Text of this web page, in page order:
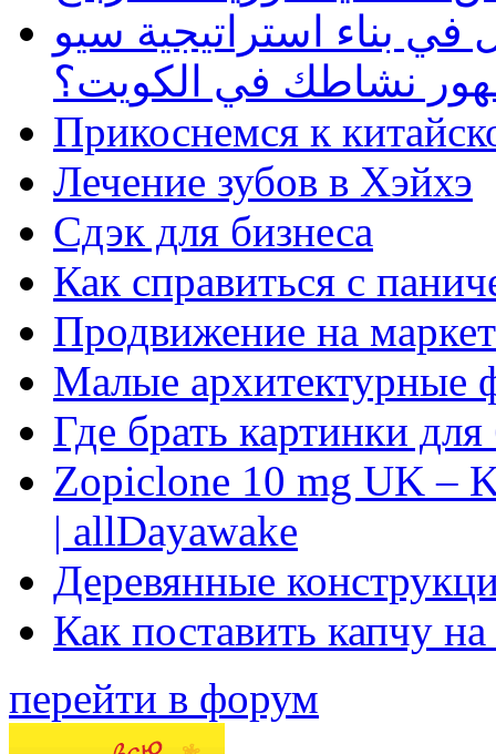
بناء استراتيجية سيو
نشاطك في الكويت؟
Прикоснемся к
Лечение зубов в Хэйхэ
Сдэк для бизнеса
Как справиться с
Продвижение на
Малые архитектурные
Где брать картинки
Zopiclone 10 mg UK –
| allDayawake
Деревянные
Как поставить капчу
перейти в форум